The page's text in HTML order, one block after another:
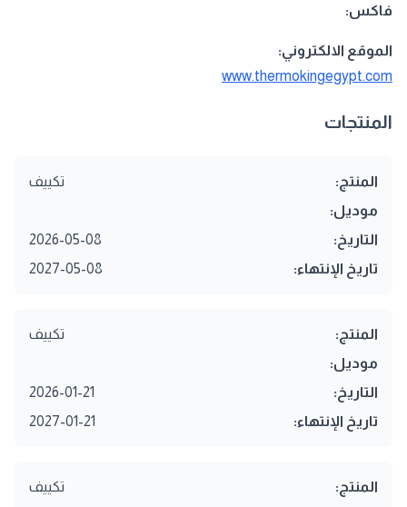
فاكس:
الموقع الالكتروني:
www.thermokingegypt.com
المنتجات
المنتج:
تكييف
موديل:
التاريخ:
2026-05-08
تاريخ الإنتهاء:
2027-05-08
المنتج:
تكييف
موديل:
التاريخ:
2026-01-21
تاريخ الإنتهاء:
2027-01-21
المنتج:
تكييف